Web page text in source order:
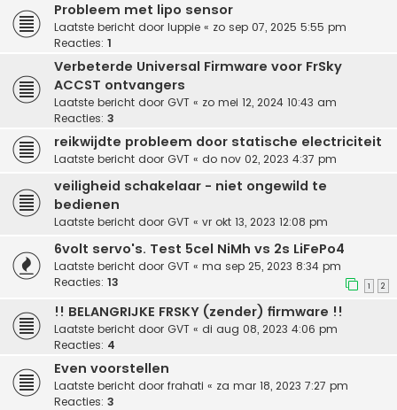
Probleem met lipo sensor
Laatste bericht door luppie « zo sep 07, 2025 5:55 pm
Reacties: 1
Verbeterde Universal Firmware voor FrSky
ACCST ontvangers
Laatste bericht door GVT « zo mei 12, 2024 10:43 am
Reacties: 3
reikwijdte probleem door statische electriciteit
Laatste bericht door GVT « do nov 02, 2023 4:37 pm
veiligheid schakelaar - niet ongewild te
bedienen
Laatste bericht door GVT « vr okt 13, 2023 12:08 pm
6volt servo's. Test 5cel NiMh vs 2s LiFePo4
Laatste bericht door GVT « ma sep 25, 2023 8:34 pm
Reacties: 13 1 2
!! BELANGRIJKE FRSKY (zender) firmware !!
Laatste bericht door GVT « di aug 08, 2023 4:06 pm
Reacties: 4
Even voorstellen
Laatste bericht door frahati « za mar 18, 2023 7:27 pm
Reacties: 3